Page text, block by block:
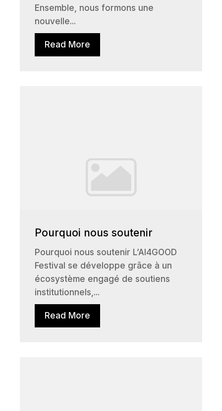
Ensemble, nous formons une
nouvelle...
Read More
Pourquoi nous soutenir
Pourquoi nous soutenir L’AI4GOOD
Festival se développe grâce à un
écosystème engagé de soutiens
institutionnels,...
Read More